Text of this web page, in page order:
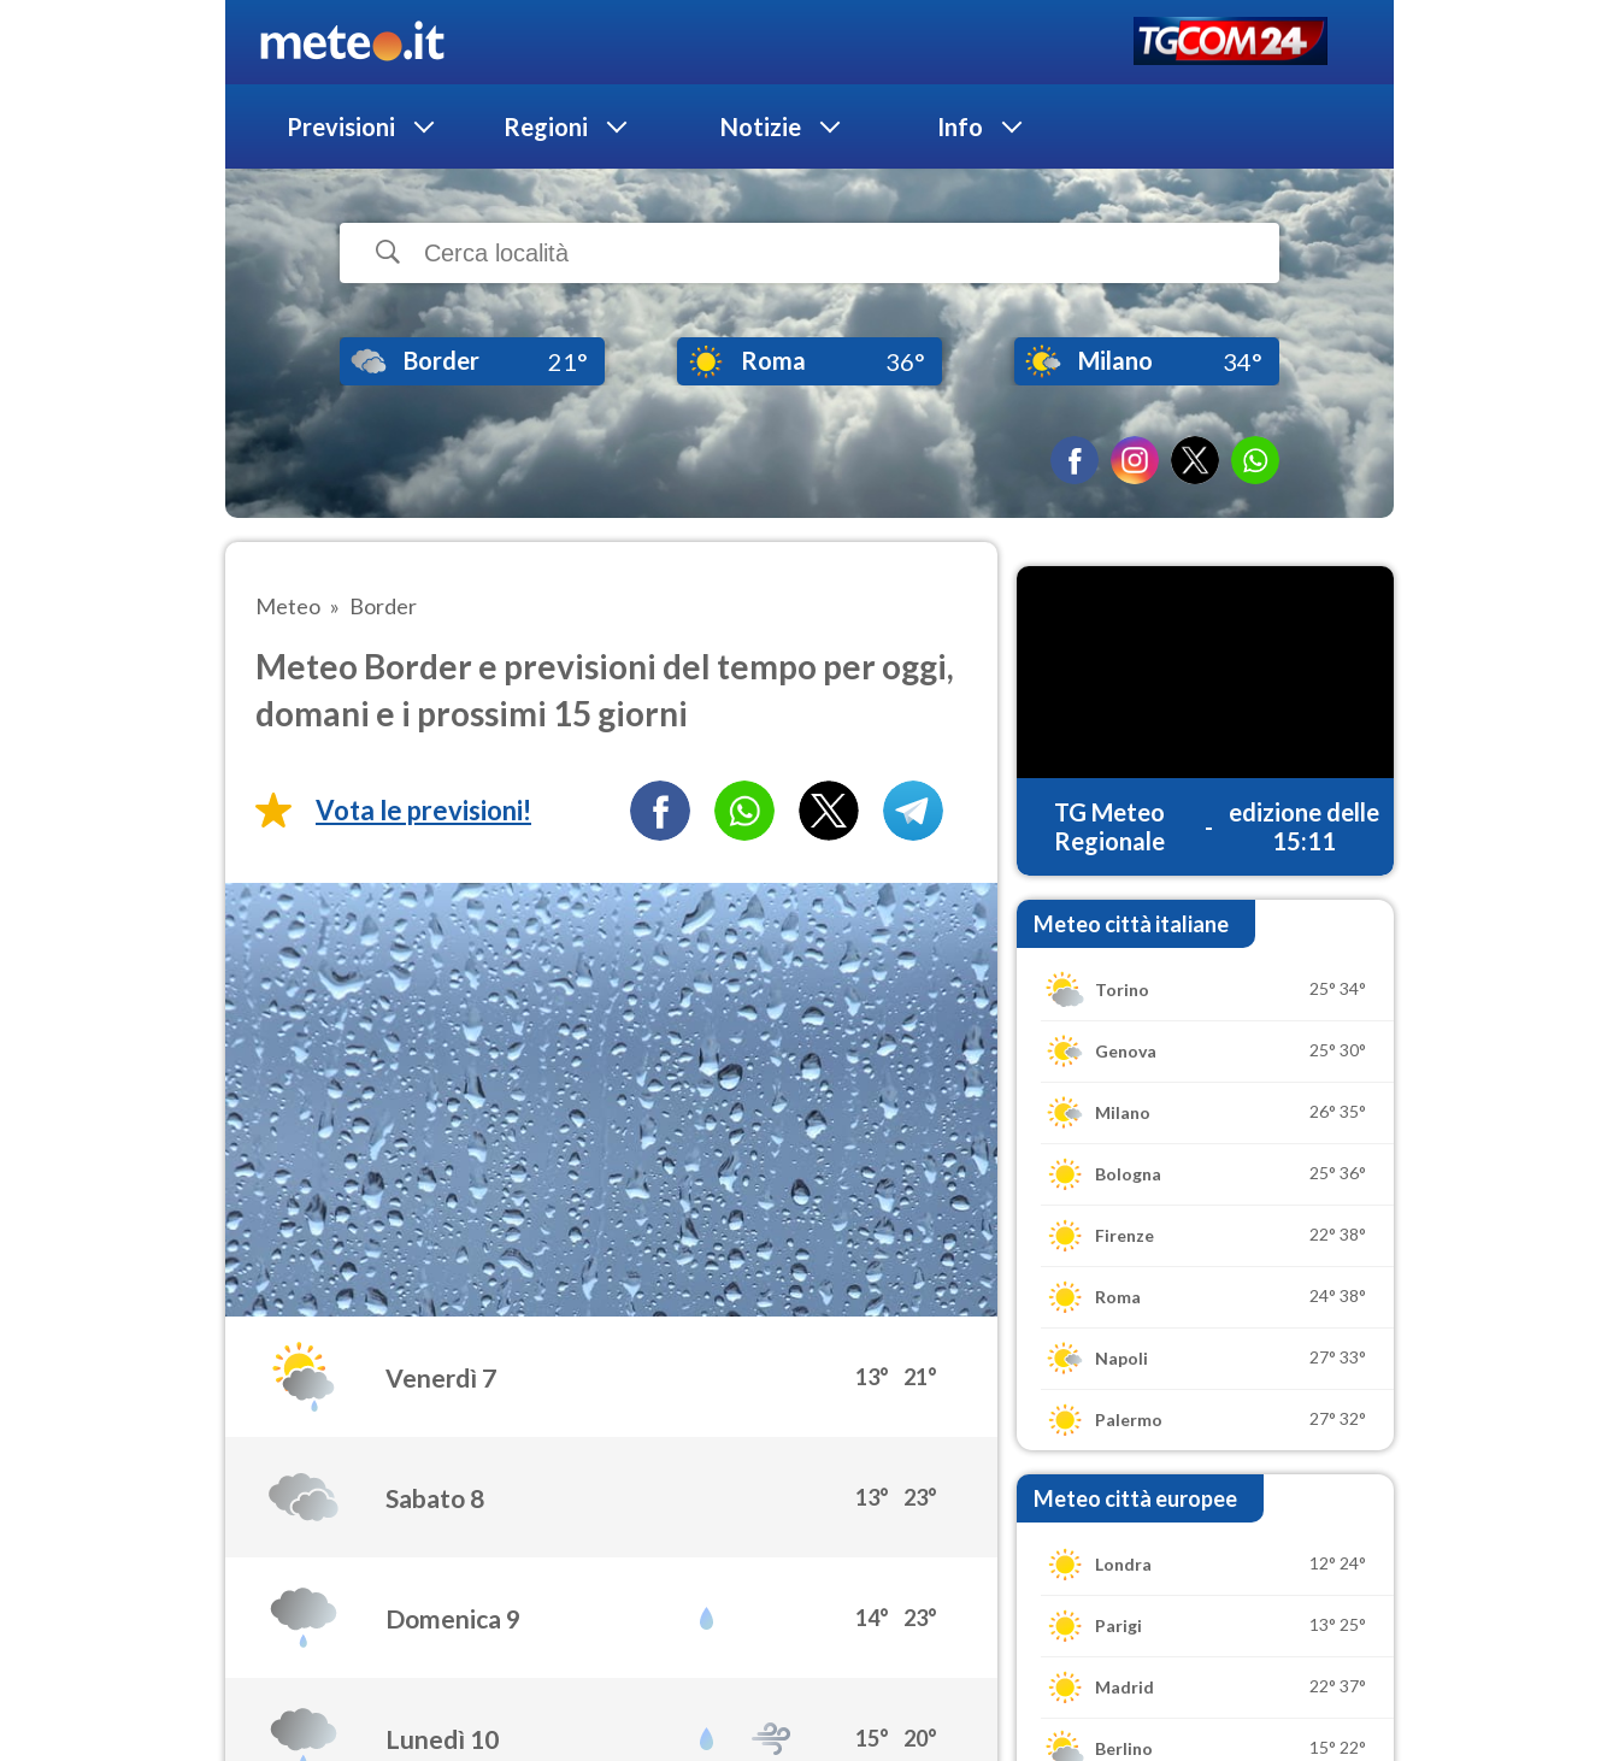
Previsioni Regioni Notizie Info
Border 21° Roma 36° Milano 34°
Meteo Border
Meteo Border e previsioni del tempo per oggi,
domani e i prossimi 15 giorni
Vota le previsioni!
Venerdì 7 13° 21°
Sabato 8 13° 23°
Domenica 9 14° 23°
Lunedì 10 15° 20°
TG Meteo
Regionale
-
edizione delle
15:11
Meteo città italiane
Torino 25° 34°
Genova 25° 30°
Milano 26° 35°
Bologna 25° 36°
Firenze 22° 38°
Roma 24° 38°
Napoli 27° 33°
Palermo 27° 32°
Meteo città europee
Londra 12° 24°
Parigi 13° 25°
Madrid 22° 37°
Berlino 15° 22°